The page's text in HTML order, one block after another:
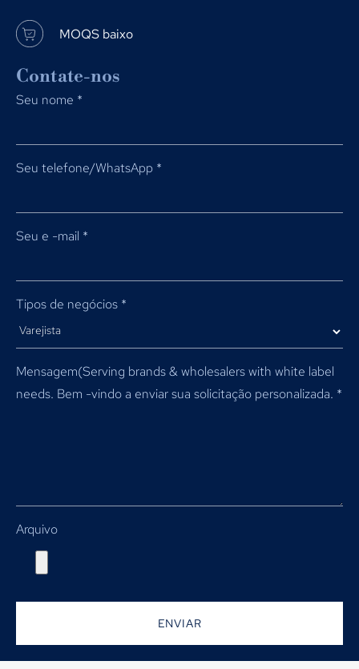
MOQS baixo
Contate-nos
Seu nome *
Seu telefone/WhatsApp *
Seu e -mail *
Tipos de negócios *
Mensagem(Serving brands & wholesalers with white label
needs. Bem -vindo a enviar sua solicitação personalizada. *
Arquivo
ENVIAR